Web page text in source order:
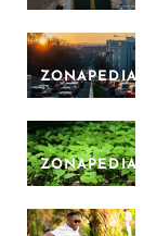
ZONAPEDIA
ZONAPEDIA